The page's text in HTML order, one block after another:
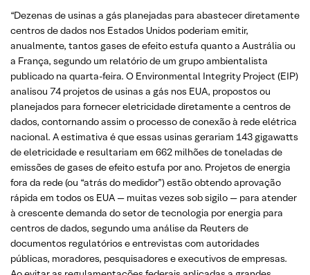
“Dezenas de usinas a gás planejadas para abastecer diretamente
centros de dados nos Estados Unidos poderiam emitir,
anualmente, tantos gases de efeito estufa quanto a Austrália ou
a França, segundo um relatório de um grupo ambientalista
publicado na quarta-feira. O Environmental Integrity Project (EIP)
analisou 74 projetos de usinas a gás nos EUA, propostos ou
planejados para fornecer eletricidade diretamente a centros de
dados, contornando assim o processo de conexão à rede elétrica
nacional. A estimativa é que essas usinas gerariam 143 gigawatts
de eletricidade e resultariam em 662 milhões de toneladas de
emissões de gases de efeito estufa por ano. Projetos de energia
fora da rede (ou “atrás do medidor”) estão obtendo aprovação
rápida em todos os EUA — muitas vezes sob sigilo — para atender
à crescente demanda do setor de tecnologia por energia para
centros de dados, segundo uma análise da Reuters de
documentos regulatórios e entrevistas com autoridades
públicas, moradores, pesquisadores e executivos de empresas.